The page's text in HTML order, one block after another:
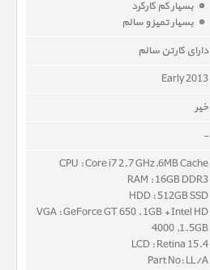
بسیار کم کارکرد
بسیار تمیز و سالم
دارای کارتن سالم
Early 2013
خیر
-
CPU : Core i7 2.7 GHz,6MB Cache
RAM : 16GB DDR3
HDD : 512GB SSD
VGA : GeForce GT 650 , 1GB + Intel HD
4000 ,1.5GB
LCD : Retina 15.4
Part No: LL/A